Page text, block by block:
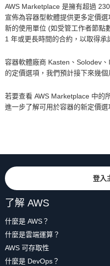
AWS Marketplace 是擁有超過
宣佈為容器型軟體提供更多定價
新的使用單位 (如受管工作者節點
1 年或更長時間的合約，以取得承
容器軟體廠商 Kasten、Solodev
的定價選項，我們預計接下來幾個
若要查看 AWS Marketplace 中的
進一步了解可用於容器的新定價選
登入
了解 AWS
什麼是 AWS？
什麼是雲端運算？
AWS 可存取性
什麼是 DevOps？